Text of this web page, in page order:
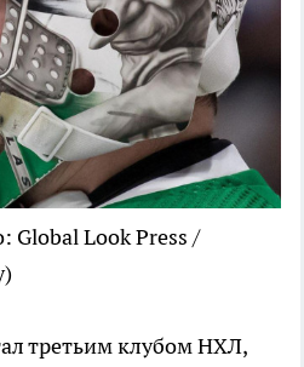
Global Look Press /
третьим клубом НХЛ,